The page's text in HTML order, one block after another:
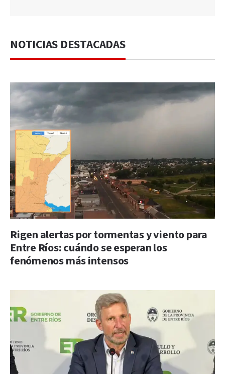
NOTICIAS DESTACADAS
Rigen alertas por tormentas y viento para
Entre Ríos: cuándo se esperan los
fenómenos más intensos